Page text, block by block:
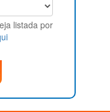
listada por